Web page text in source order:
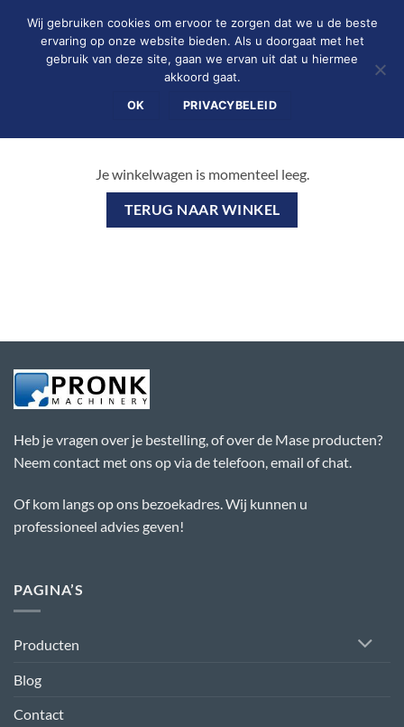
0
Je winkelwagen is momenteel leeg.
TERUG NAAR WINKEL
Heb je vragen over je bestelling, of over de Mase producten?
Neem contact met ons op via de telefoon, email of chat.
Of kom langs op ons bezoekadres. Wij kunnen u
professioneel advies geven!
PAGINA’S
Producten
Blog
Contact
Wij gebruiken cookies om ervoor te zorgen dat we u de beste
ervaring op onze website bieden. Als u doorgaat met het
gebruik van deze site, gaan we ervan uit dat u hiermee
akkoord gaat.
OK PRIVACYBELEID